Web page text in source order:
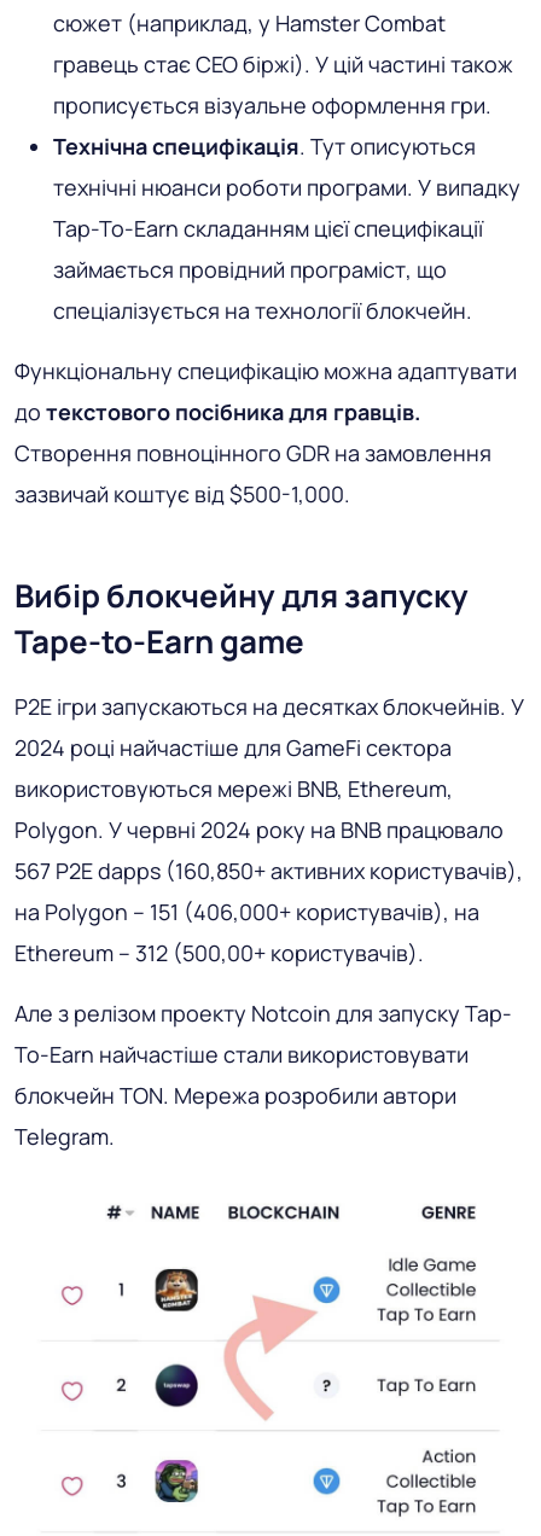
сюжет (наприклад, у Hamster Combat
гравець стає CEO біржі). У цій частині також
прописується візуальне оформлення гри.
Технічна специфікація. Тут описуються
технічні нюанси роботи програми. У випадку
Tap-To-Earn складанням цієї специфікації
займається провідний програміст, що
спеціалізується на технології блокчейн.
Функціональну специфікацію можна адаптувати
до текстового посібника для гравців.
Створення повноцінного GDR на замовлення
зазвичай коштує від $500-1,000.
Вибір блокчейну для запуску
Tape-to-Earn game
P2E ігри запускаються на десятках блокчейнів. У
2024 році найчастіше для GameFi сектора
використовуються мережі BNB, Ethereum,
Polygon. У червні 2024 року на BNB працювало
567 P2E dapps (160,850+ активних користувачів),
на Polygon – 151 (406,000+ користувачів), на
Ethereum – 312 (500,00+ користувачів).
Але з релізом проекту Notcoin для запуску Tap-
To-Earn найчастіше стали використовувати
блокчейн TON. Мережа розробили автори
Telegram.